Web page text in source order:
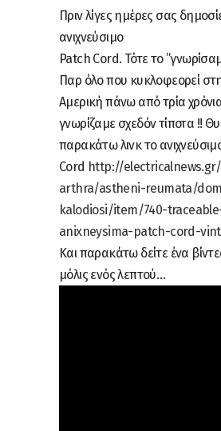
Πριν λίγες ημέρες σας
ανιχνεύσιμο
Patch Cord. Τότε το
Παρ όλο που κυκλοφεορεί
Αμερική πάνω από τρία
γνωρίζαμε σχεδόν τίποτα !!
παρακάτω λινκ το
Cord http://
arthra/astheni-reumata/
kalodiosi/item/740-
anixneysima-patch-cord-
Και παρακάτω δείτε ένα
μόλις ενός λεπτού…